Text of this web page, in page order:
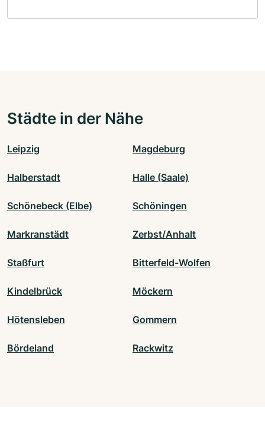
Städte in der Nähe
Leipzig Magdeburg
Halberstadt Halle (Saale)
Schönebeck (Elbe) Schöningen
Markranstädt Zerbst/Anhalt
Staßfurt Bitterfeld-Wolfen
Kindelbrück Möckern
Hötensleben Gommern
Bördeland Rackwitz